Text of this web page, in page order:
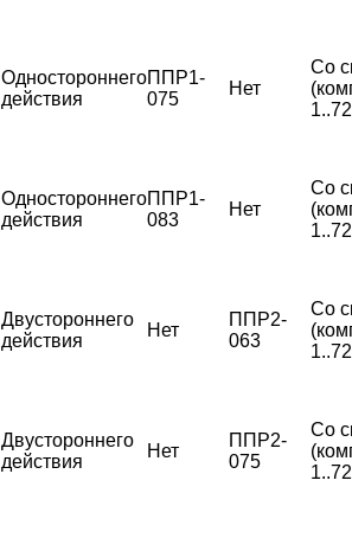
Одностороннего
действия
ППР1-
075
Нет
Со
Одностороннего
действия
ППР1-
083
Нет
Со
Двустороннего
действия
Нет
ППР2-
063
Со
Двустороннего
действия
Нет
ППР2-
075
Со